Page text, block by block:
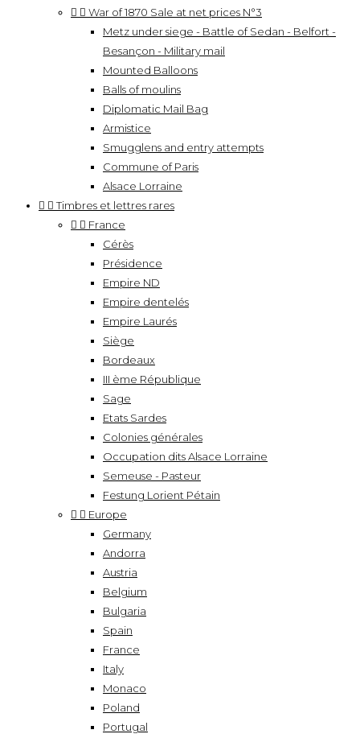
  War of 1870 Sale at net prices N°3
Metz under siege - Battle of Sedan - Belfort -
Besançon - Military mail
Mounted Balloons
Balls of moulins
Diplomatic Mail Bag
Armistice
Smugglens and entry attempts
Commune of Paris
Alsace Lorraine
  Timbres et lettres rares
  France
Cérès
Présidence
Empire ND
Empire dentelés
Empire Laurés
Siège
Bordeaux
III ème République
Sage
Etats Sardes
Colonies générales
Occupation dits Alsace Lorraine
Semeuse - Pasteur
Festung Lorient Pétain
  Europe
Germany
Andorra
Austria
Belgium
Bulgaria
Spain
France
Italy
Monaco
Poland
Portugal